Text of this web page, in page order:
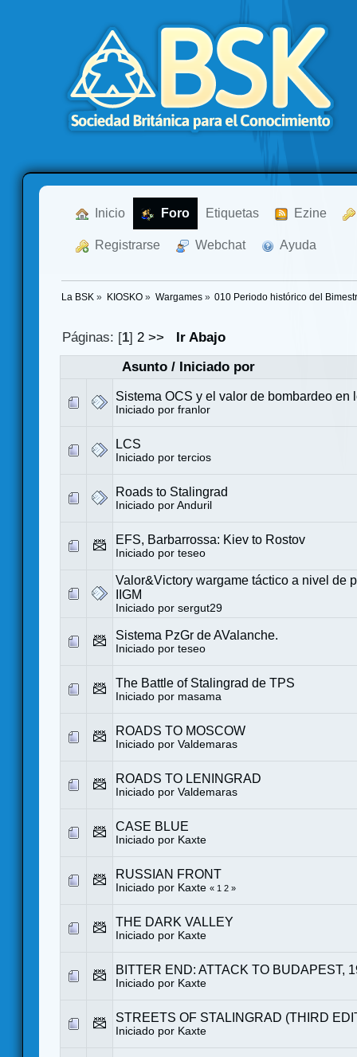
Inicio Foro Etiquetas Ezine
Registrarse Webchat Ayuda
La BSK » KIOSKO» Wargames» 010 Periodo histórico del
Páginas: [1]2 >>
Ir Abajo
Asunto/ Iniciado por
Sistema OCS y el valor de bombardeo en
Iniciado por franlor
LCS
Iniciado por tercios
Roads to Stalingrad
Iniciado por Anduril
EFS, Barbarrossa: Kiev to Rostov
Iniciado por teseo
Valor&Victory wargame táctico a nivel de
IIGM
Iniciado por sergut29
Sistema PzGr de AValanche.
Iniciado por teseo
The Battle of Stalingrad de TPS
Iniciado por masama
ROADS TO MOSCOW
Iniciado por Valdemaras
ROADS TO LENINGRAD
Iniciado por Valdemaras
CASE BLUE
Iniciado por Kaxte
RUSSIAN FRONT
Iniciado por Kaxte « 1 2 »
THE DARK VALLEY
Iniciado por Kaxte
BITTER END: ATTACK TO BUDAPEST,
Iniciado por Kaxte
STREETS OF STALINGRAD (THIRD
Iniciado por Kaxte